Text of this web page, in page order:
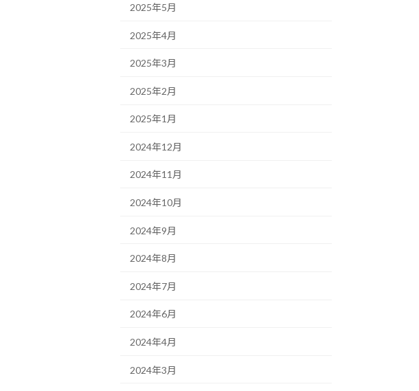
2025年5月
2025年4月
2025年3月
2025年2月
2025年1月
2024年12月
2024年11月
2024年10月
2024年9月
2024年8月
2024年7月
2024年6月
2024年4月
2024年3月